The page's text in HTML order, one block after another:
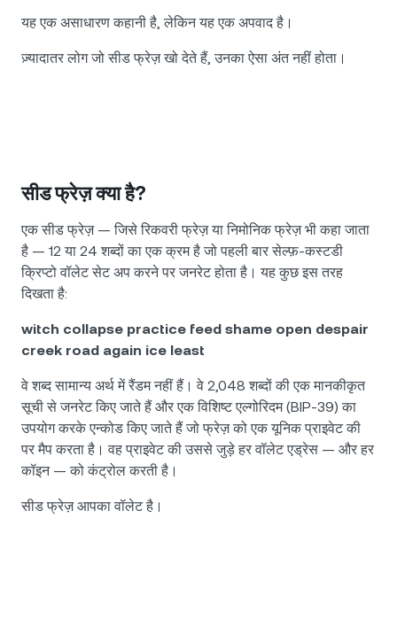
यह एक असाधारण कहानी है, लेकिन यह एक अपवाद है।
ज़्यादातर लोग जो सीड फ्रेज़ खो देते हैं, उनका ऐसा अंत नहीं होता।
सीड फ्रेज़ क्या है?
एक सीड फ्रेज़ — जिसे रिकवरी फ्रेज़ या निमोनिक फ्रेज़ भी कहा जाता
है — 12 या 24 शब्दों का एक क्रम है जो पहली बार सेल्फ़-कस्टडी
क्रिप्टो वॉलेट सेट अप करने पर जनरेट होता है। यह कुछ इस तरह
दिखता है:
witch collapse practice feed shame open despair
creek road again ice least
वे शब्द सामान्य अर्थ में रैंडम नहीं हैं। वे 2,048 शब्दों की एक मानकीकृत
सूची से जनरेट किए जाते हैं और एक विशिष्ट एल्गोरिदम (BIP-39) का
उपयोग करके एन्कोड किए जाते हैं जो फ्रेज़ को एक यूनिक प्राइवेट की
पर मैप करता है। वह प्राइवेट की उससे जुड़े हर वॉलेट एड्रेस — और हर
कॉइन — को कंट्रोल करती है।
सीड फ्रेज़ आपका वॉलेट है।